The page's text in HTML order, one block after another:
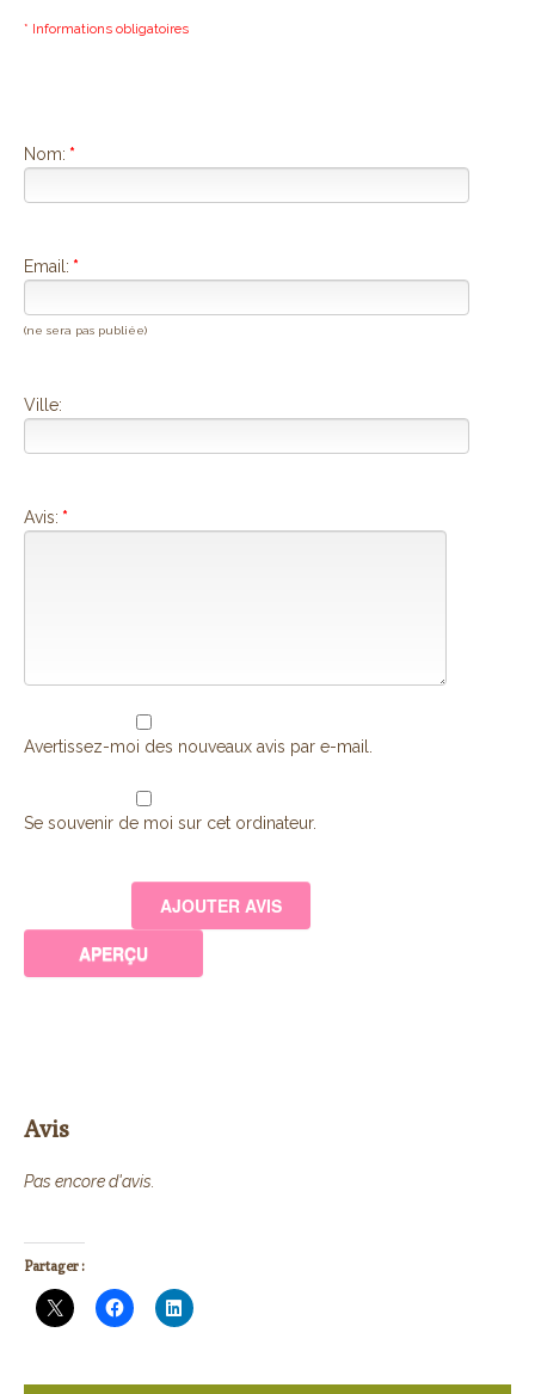
* Informations obligatoires
Nom: *
Email: *
(ne sera pas publiée)
Ville:
Avis: *
Avertissez-moi des nouveaux avis par e-mail.
Se souvenir de moi sur cet ordinateur.
Avis
Pas encore d'avis.
Partager :